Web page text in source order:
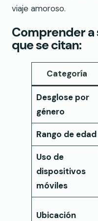
viaje amoroso.
Comprender a
que se citan:
Categoría
Desglose por
género
Rango de edad
Uso de
dispositivos
móviles
Ubicación